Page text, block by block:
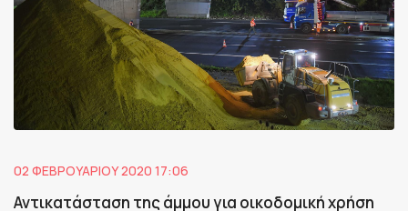
02 ΦΕΒΡΟΥΑΡΊΟΥ 2020 17:06
Αντικατάσταση της άμμου για οικοδομική χρήση